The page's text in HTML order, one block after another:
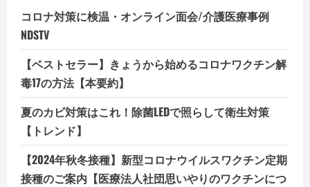
コロナ対策に検温・オンライン面会/介護医療事例
NDSTV
【ベストセラー】きょうから始めるコロナワクチン解
毒17の方法【本要約】
夏のカビ対策はこれ！除菌LEDで照らして衛生対策
【トレンド】
【2024年秋冬接種】新型コロナウイルスワクチン定期
接種のご案内【医療法人社団思いやりのワクチンにつ